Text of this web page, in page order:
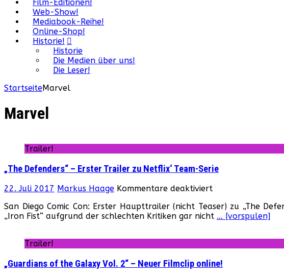
Film-Editionen!
Web-Show!
Mediabook-Reihe!
Online-Shop!
Historie!
Historie
Die Medien über uns!
Die Leser!
StartseiteMarvel
Marvel
Trailer!
„The Defenders“ – Erster Trailer zu Netflix‘ Team-Serie
22. Juli 2017 Markus Haage Kommentare deaktiviertfür
Defenders“
–
Trailer
zu
Team-
San Diego Comic Con: Erster Haupttrailer (nicht Teaser) zu „The
„Iron Fist“ aufgrund der schlechten Kritiken gar nicht … [vorspulen]
Trailer!
„Guardians of the Galaxy Vol. 2“ – Neuer Filmclip online!